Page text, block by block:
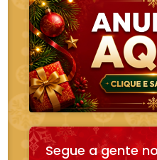
Segue a gente